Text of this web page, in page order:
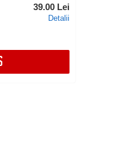
39.00 Lei
Detalii